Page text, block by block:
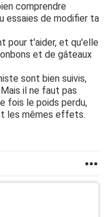
comprendre
essaies de modifier ta
pour t'aider, et qu'elle
et de gâteaux
sont bien suivis,
il ne faut pas
fois le poids perdu,
les mêmes effets.